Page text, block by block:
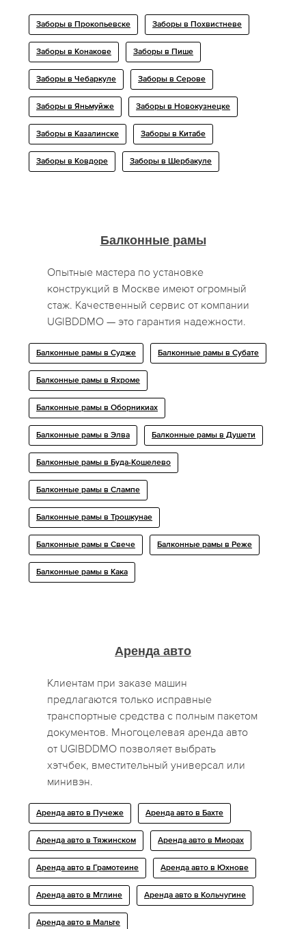
Заборы в Прокопьевске Заборы в Похвистневе
Заборы в Конакове Заборы в Пише
Заборы в Чебаркуле Заборы в Серове
Заборы в Яньмуйже Заборы в Новокузнецке
Заборы в Казалинске Заборы в Китабе
Заборы в Ковдоре Заборы в Шербакуле
Балконные рамы
Опытные мастера по установке
конструкций в Москве имеют огромный
стаж. Качественный сервис от компании
UGIBDDMO — это гарантия надежности.
Балконные рамы в Судже Балконные рамы в Субате
Балконные рамы в Яхроме
Балконные рамы в Оборникиах
Балконные рамы в Элва Балконные рамы в Душети
Балконные рамы в Буда-Кошелево
Балконные рамы в Слампе
Балконные рамы в Трошкунае
Балконные рамы в Свече Балконные рамы в Реже
Балконные рамы в Кака
Аренда авто
Клиентам при заказе машин
предлагаются только исправные
транспортные средства с полным пакетом
документов. Многоцелевая аренда авто
от UGIBDDMO позволяет выбрать
хэтчбек, вместительный универсал или
минивэн.
Аренда авто в Пучеже Аренда авто в Бахте
Аренда авто в Тяжинском Аренда авто в Миорах
Аренда авто в Грамотеине Аренда авто в Юхнове
Аренда авто в Мглине Аренда авто в Кольчугине
Аренда авто в Мальте